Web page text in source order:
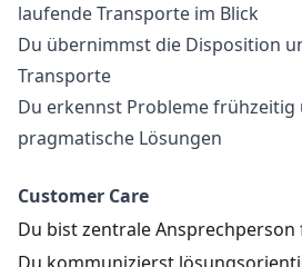
laufende Transporte im Blick
Du übernimmst die Disposition
Transporte
Du erkennst Probleme
pragmatische Lösungen
Customer Care
Du bist zentrale